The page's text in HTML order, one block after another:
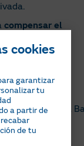
compensar el
a pagar sea
servicios
otro
de la
cookies
garantizar
tu
a partir de
de tu